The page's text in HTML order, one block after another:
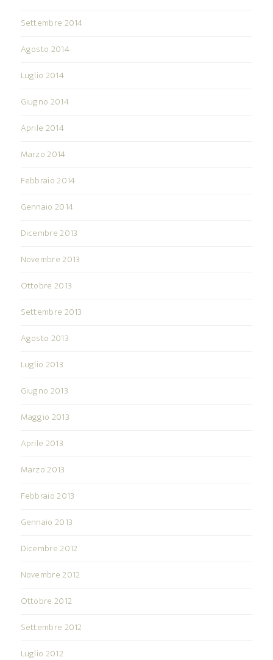
Settembre 2014
Agosto 2014
Luglio 2014
Giugno 2014
Aprile 2014
Marzo 2014
Febbraio 2014
Gennaio 2014
Dicembre 2013
Novembre 2013
Ottobre 2013
Settembre 2013
Agosto 2013
Luglio 2013
Giugno 2013
Maggio 2013
Aprile 2013
Marzo 2013
Febbraio 2013
Gennaio 2013
Dicembre 2012
Novembre 2012
Ottobre 2012
Settembre 2012
Luglio 2012